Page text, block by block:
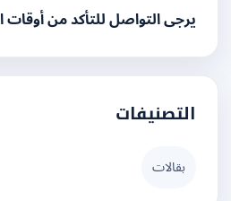
يرجى التواصل للتأكد من أوقات العمل
التصنيفات